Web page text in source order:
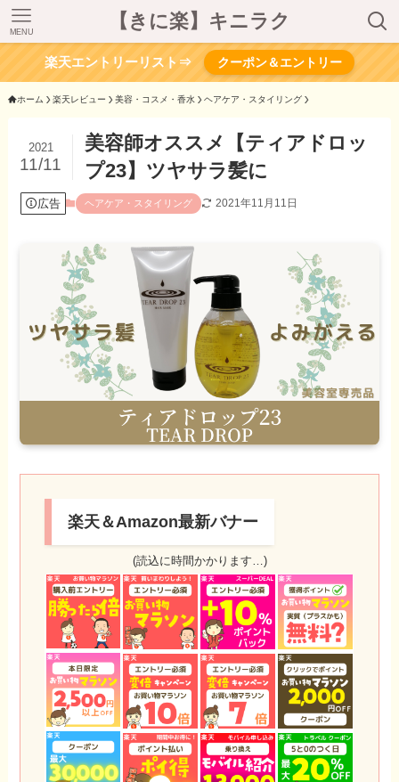
【きに楽】キニラク
MENU
楽天エントリーリスト⇒ クーポン＆エントリー
ホーム 楽天レビュー 美容・コスメ・香水 ヘアケア・スタイリング
美容師オススメ【ティアドロッ
プ23】ツヤサラ髪に
2021
11/11
広告 ヘアケア・スタイリング 2021年11月11日
楽天＆Amazon最新バナー
(読込に時間かかります…)